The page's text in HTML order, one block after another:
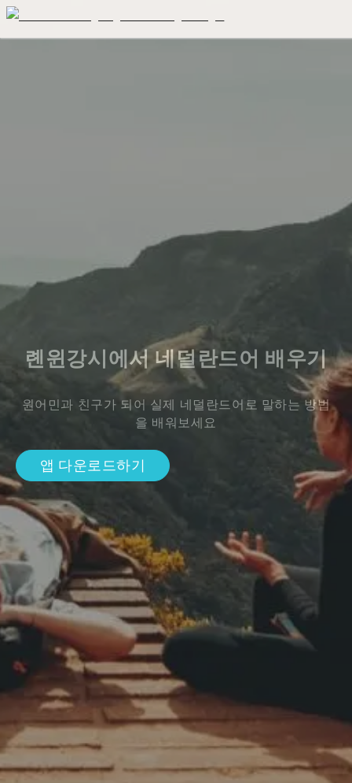
롄윈강시에서 네덜란드어 배우기
원어민과 친구가 되어 실제 네덜란드어로 말하는 방법
을 배워보세요
앱 다운로드하기